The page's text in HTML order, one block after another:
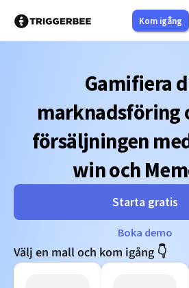
innehåll
Kom igång
Gamifiera
marknadsföring
försäljningen
win och
Starta gratis
Boka demo
Välj en mall och kom igång 👇